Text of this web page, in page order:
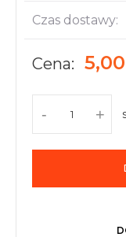
Czas dostawy:
Cena: 5,00
- +